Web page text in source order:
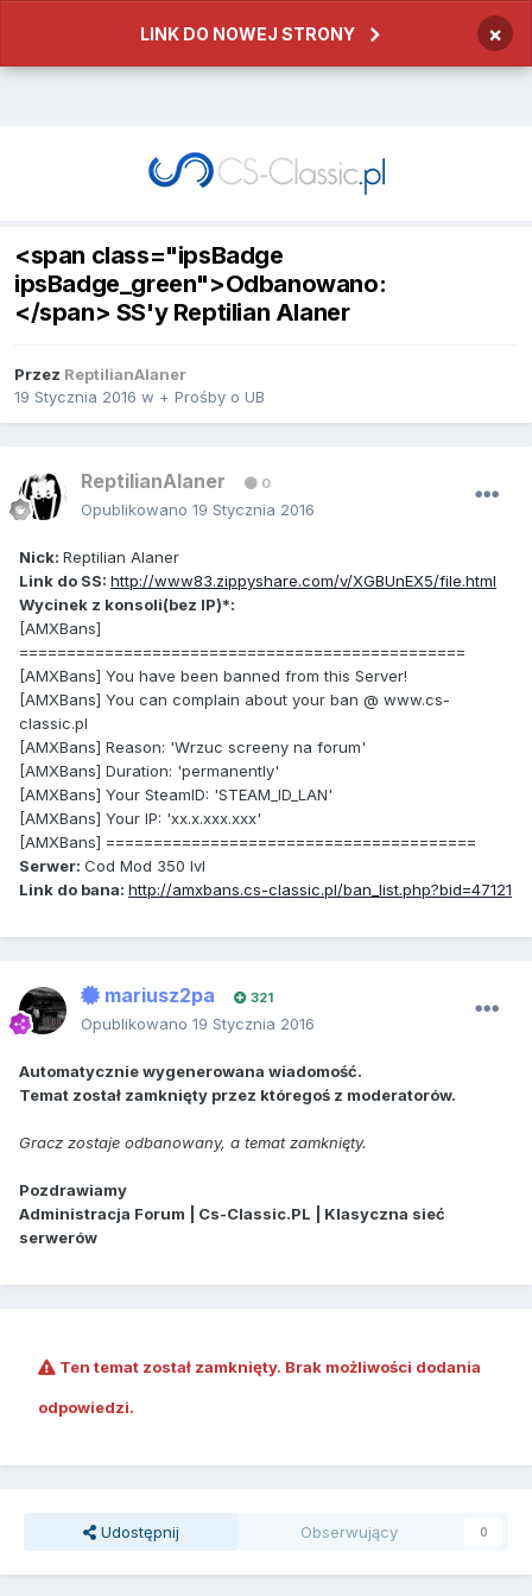
LINK DO NOWEJ STRONY ×
<span class="ipsBadge
ipsBadge_green">Odbanowano:
</span> SS'y Reptilian Alaner
Przez ReptilianAlaner
19 Stycznia 2016 w + Prośby o UB
ReptilianAlaner 0
Opublikowano 19 Stycznia 2016
Nick: Reptilian Alaner
Link do SS: http://www83.zippyshare.com/v/XGBUnEX5/file.html
Wycinek z konsoli(bez IP)*:
[AMXBans]
===============================================
[AMXBans] You have been banned from this Server!
[AMXBans] You can complain about your ban @ www.cs-
classic.pl
[AMXBans] Reason: 'Wrzuc screeny na forum'
[AMXBans] Duration: 'permanently'
[AMXBans] Your SteamID: 'STEAM_ID_LAN'
[AMXBans] Your IP: 'xx.x.xxx.xxx'
[AMXBans] =======================================
Serwer: Cod Mod 350 lvl
Link do bana: http://amxbans.cs-classic.pl/ban_list.php?bid=47121
mariusz2pa 321
Opublikowano 19 Stycznia 2016
Automatycznie wygenerowana wiadomość.
Temat został zamknięty przez któregoś z moderatorów.
Gracz zostaje odbanowany, a temat zamknięty.
Pozdrawiamy
Administracja Forum | Cs-Classic.PL | Klasyczna sieć
serwerów
Ten temat został zamknięty. Brak możliwości dodania
odpowiedzi.
Udostępnij Obserwujący 0